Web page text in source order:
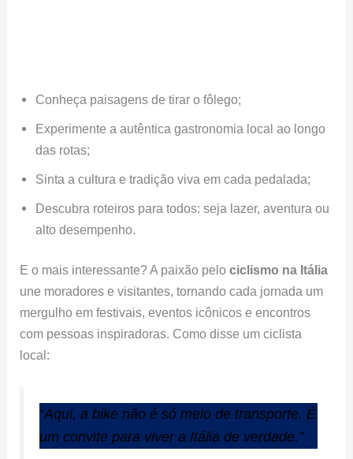
Conheça paisagens de tirar o fôlego;
Experimente a autêntica gastronomia local ao longo
das rotas;
Sinta a cultura e tradição viva em cada pedalada;
Descubra roteiros para todos: seja lazer, aventura ou
alto desempenho.
E o mais interessante? A paixão pelociclismo na Itália
une moradores e visitantes, tornando cada jornada um
mergulho em festivais, eventos icônicos e encontros
com pessoas inspiradoras. Como disse um ciclista
local:
“Aqui, a bike não é só meio de transporte. É
um convite para viver a Itália de verdade.”